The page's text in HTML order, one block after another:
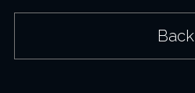
Back